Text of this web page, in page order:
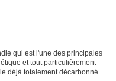
qui est l'une des principales
et tout particulièrement
déjà totalement décarbonnée,